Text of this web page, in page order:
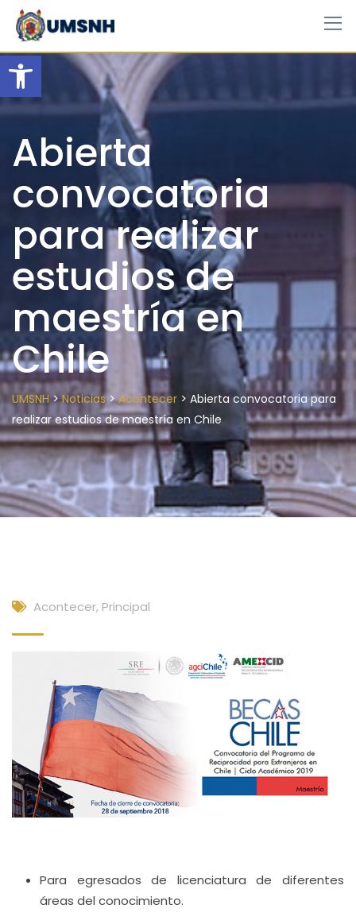
Open toolbar
Skip
content
Abierta
convocatoria
para realizar
estudios de
maestría en
Chile
UMSNH>Noticias>Acontecer > Abierta convocatoria para
realizar estudios de maestría en Chile
Acontecer, Principal
Para egresados de licenciatura de diferentes
áreas del conocimiento.